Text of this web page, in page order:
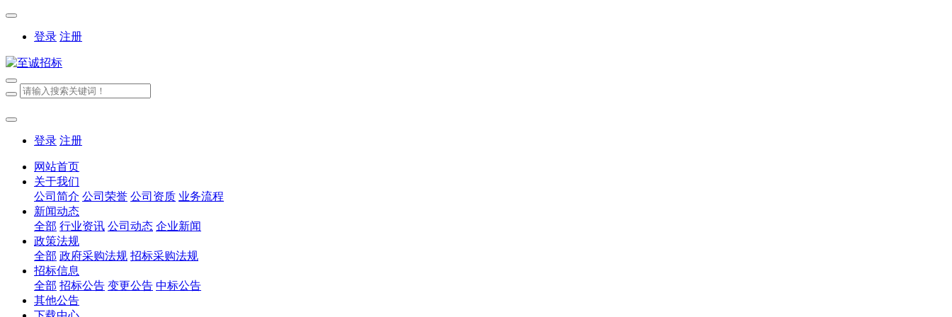
登录 注册
登录 注册
网站首页
关于我们
公司简介 公司荣誉 公司资质 业务流程
新闻动态
全部 行业资讯 公司动态 企业新闻
政策法规
全部 政府采购法规 招标采购法规
招标信息
全部 招标公告 变更公告 中标公告
其他公告